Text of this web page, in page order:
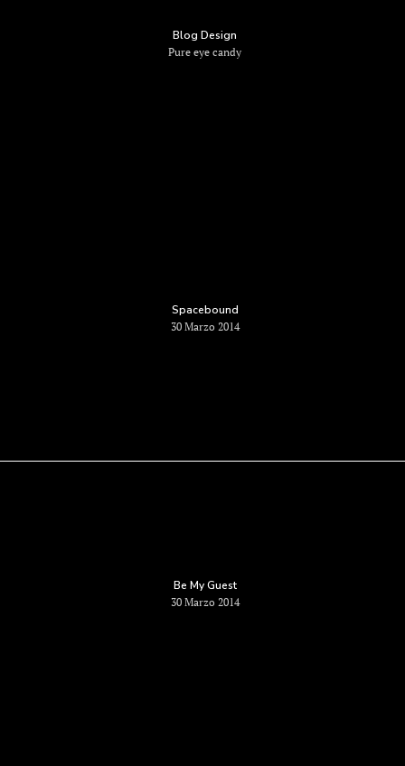
Blog Design
Pure eye candy
Spacebound
30 Marzo 2014
Be My Guest
30 Marzo 2014